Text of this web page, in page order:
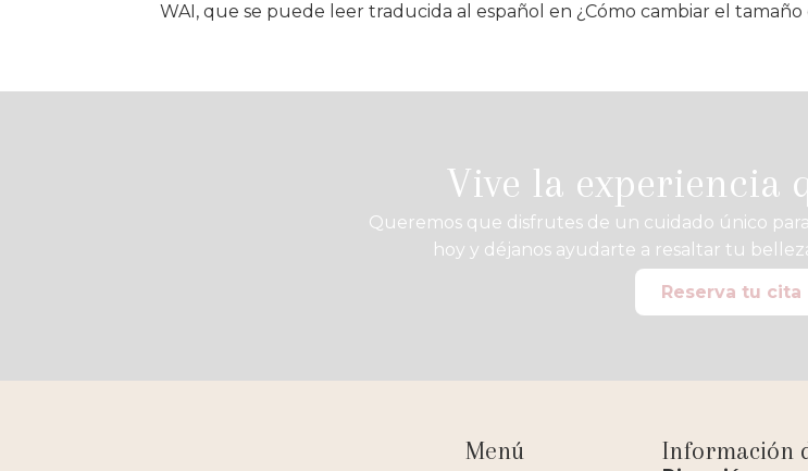
WAI, que se puede leer traducida al español en ¿Cómo cambiar el
Vive la experiencia
Queremos que disfrutes de un cuidado único
hoy y déjanos ayudarte a resaltar tu
Reserva tu cita
Menú Información